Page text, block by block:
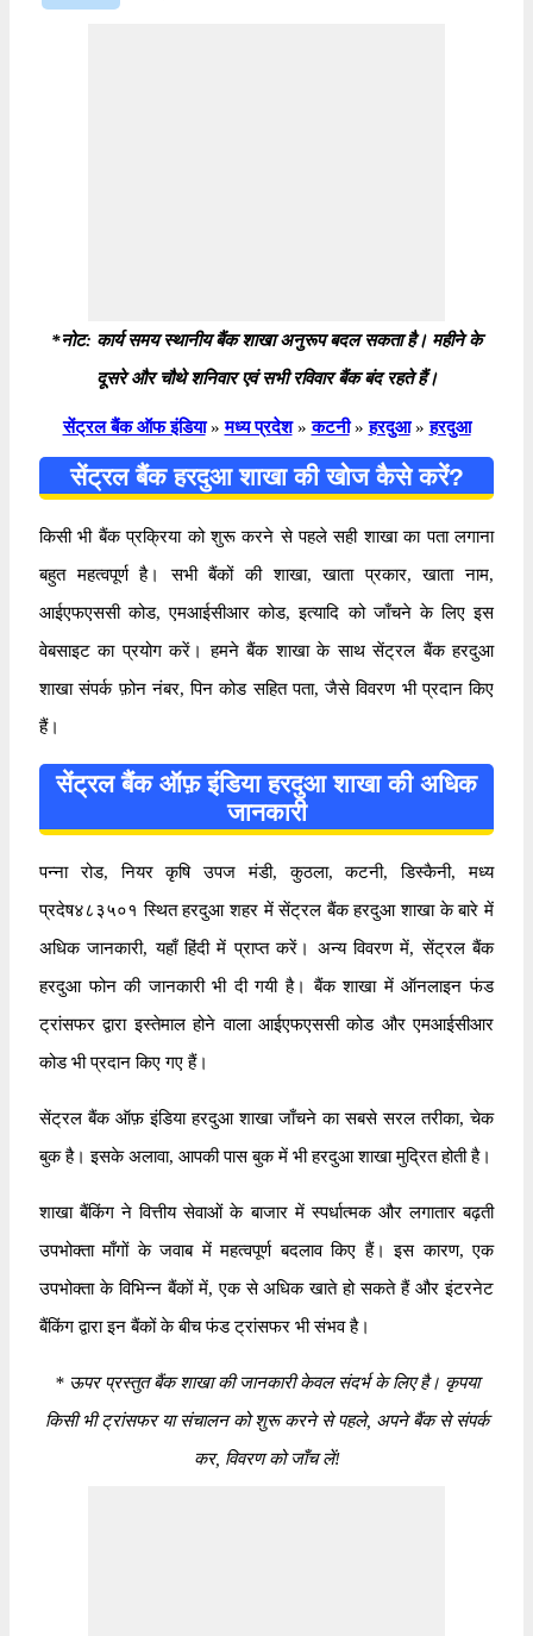
*नोट: कार्य समय स्थानीय बैंक शाखा अनुरूप बदल सकता है। महीने के
दूसरे और चौथे शनिवार एवं सभी रविवार बैंक बंद रहते हैं।
सेंट्रल बैंक ऑफ इंडिया » मध्य प्रदेश » कटनी » हरदुआ » हरदुआ
सेंट्रल बैंक हरदुआ शाखा की खोज कैसे करें?
किसी भी बैंक प्रक्रिया को शुरू करने से पहले सही शाखा का पता लगाना
बहुत महत्वपूर्ण है। सभी बैंकों की शाखा, खाता प्रकार, खाता नाम,
आईएफएससी कोड, एमआईसीआर कोड, इत्यादि को जाँचने के लिए इस
वेबसाइट का प्रयोग करें। हमने बैंक शाखा के साथ सेंट्रल बैंक हरदुआ
शाखा संपर्क फ़ोन नंबर, पिन कोड सहित पता, जैसे विवरण भी प्रदान किए
हैं।
सेंट्रल बैंक ऑफ़ इंडिया हरदुआ शाखा की अधिक
जानकारी
पन्ना रोड, नियर कृषि उपज मंडी, कुठला, कटनी, डिस्कैनी, मध्य
प्रदेष४८३५०१ स्थित हरदुआ शहर में सेंट्रल बैंक हरदुआ शाखा के बारे में
अधिक जानकारी, यहाँ हिंदी में प्राप्त करें। अन्य विवरण में, सेंट्रल बैंक
हरदुआ फोन की जानकारी भी दी गयी है। बैंक शाखा में ऑनलाइन फंड
ट्रांसफर द्वारा इस्तेमाल होने वाला आईएफएससी कोड और एमआईसीआर
कोड भी प्रदान किए गए हैं।
सेंट्रल बैंक ऑफ़ इंडिया हरदुआ शाखा जाँचने का सबसे सरल तरीका, चेक
बुक है। इसके अलावा, आपकी पास बुक में भी हरदुआ शाखा मुद्रित होती है।
शाखा बैंकिंग ने वित्तीय सेवाओं के बाजार में स्पर्धात्मक और लगातार बढ़ती
उपभोक्ता माँगों के जवाब में महत्वपूर्ण बदलाव किए हैं। इस कारण, एक
उपभोक्ता के विभिन्न बैंकों में, एक से अधिक खाते हो सकते हैं और इंटरनेट
बैंकिंग द्वारा इन बैंकों के बीच फंड ट्रांसफर भी संभव है।
*ऊपर प्रस्तुत बैंक शाखा की जानकारी केवल संदर्भ के लिए है। कृपया
किसी भी ट्रांसफर या संचालन को शुरू करने से पहले, अपने बैंक से संपर्क
कर, विवरण को जाँच लें!